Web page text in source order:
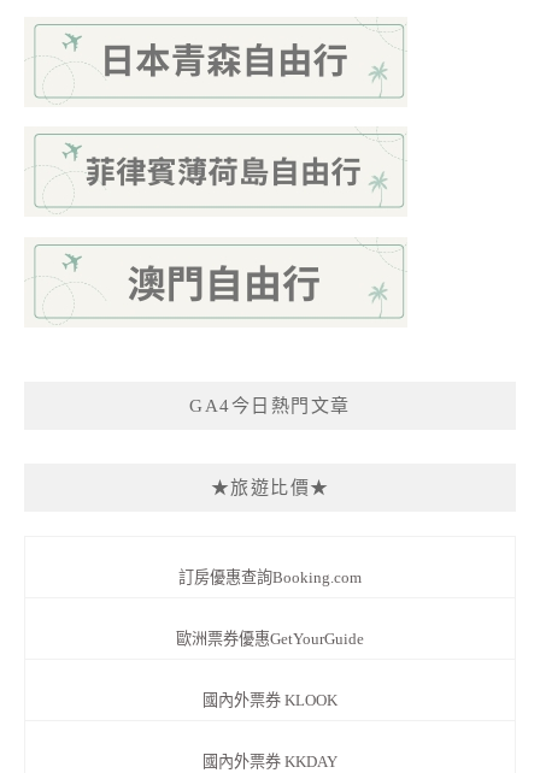
GA4今日熱門文章
★旅遊比價★
訂房優惠查詢Booking.com
歐洲票券優惠GetYourGuide
國內外票券 KLOOK
國內外票券 KKDAY